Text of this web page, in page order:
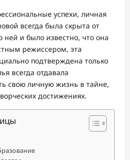
успехи, личная
всегда была скрыта от
ней и было известно, что она
режиссером, эта
подтверждена только
всегда отдавала
свою личную жизнь в тайне,
достижениях.